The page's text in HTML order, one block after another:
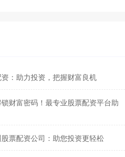
：助力投资，把握财富良机
财富密码！最专业股票配资平台助
票配资公司：助您投资更轻松